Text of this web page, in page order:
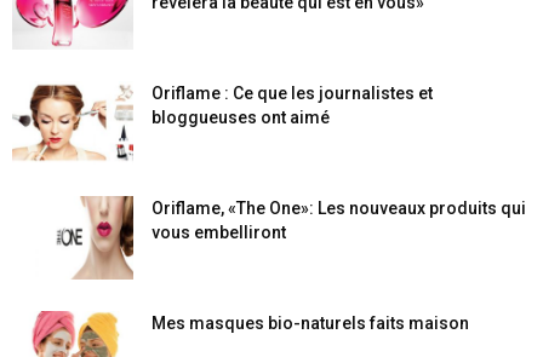
Oriflame : Ce que les journalistes et
bloggueuses ont aimé
Oriflame, «The One»: Les nouveaux produits qui
vous embelliront
Mes masques bio-naturels faits maison